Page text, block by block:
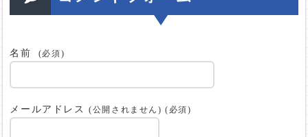
名前 (必須)
メールアドレス(公開されません) (必須)